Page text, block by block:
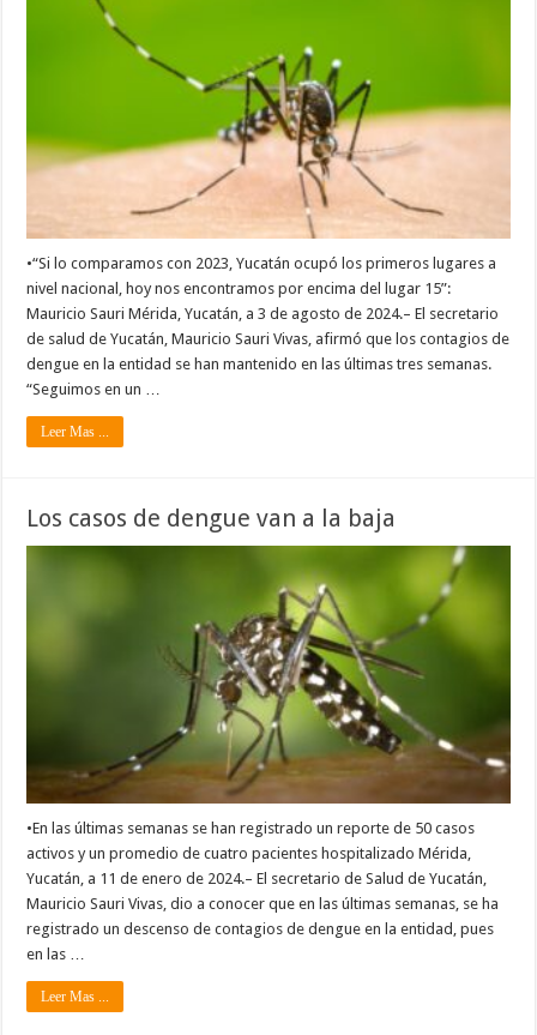
•“Si lo comparamos con 2023, Yucatán ocupó los primeros lugares a
nivel nacional, hoy nos encontramos por encima del lugar 15”:
Mauricio Sauri Mérida, Yucatán, a 3 de agosto de 2024.– El secretario
de salud de Yucatán, Mauricio Sauri Vivas, afirmó que los contagios de
dengue en la entidad se han mantenido en las últimas tres semanas.
“Seguimos en un …
Leer Mas ...
Los casos de dengue van a la baja
•En las últimas semanas se han registrado un reporte de 50 casos
activos y un promedio de cuatro pacientes hospitalizado Mérida,
Yucatán, a 11 de enero de 2024.– El secretario de Salud de Yucatán,
Mauricio Sauri Vivas, dio a conocer que en las últimas semanas, se ha
registrado un descenso de contagios de dengue en la entidad, pues
en las …
Leer Mas ...